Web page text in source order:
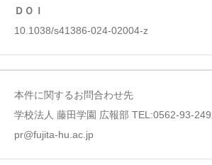
ＤＯＩ
10.1038/s41386-024-02004-z
本件に関するお問合わせ先
学校法人 藤田学園 広報部 TEL:0562-93-
pr@fujita-hu.ac.jp